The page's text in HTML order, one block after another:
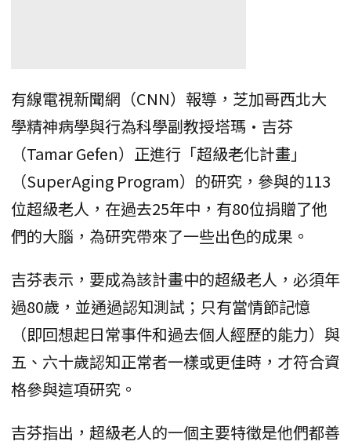
有線電視新聞網（CNN）報導，芝加哥西北大
學精神病學與行為科學副教授塔瑪·吉芬
（Tamar Gefen）正進行「超級老化計畫」
（SuperAging Program）的研究，參與的113
位超級老人，在過去25年中，有80位捐贈了他
們的大腦，為研究帶來了一些出色的成果。
吉芬表示，要成為該計畫中的超級老人，必須年
過80歲，並通過認知測試；只有當情節記憶
（即回想起日常事件和過去個人經歷的能力）與
五、六十歲認知正常者一樣或更佳時，才符合資
格參與這項研究。
吉芬指出，超級老人的一個主要特徵是他們都善